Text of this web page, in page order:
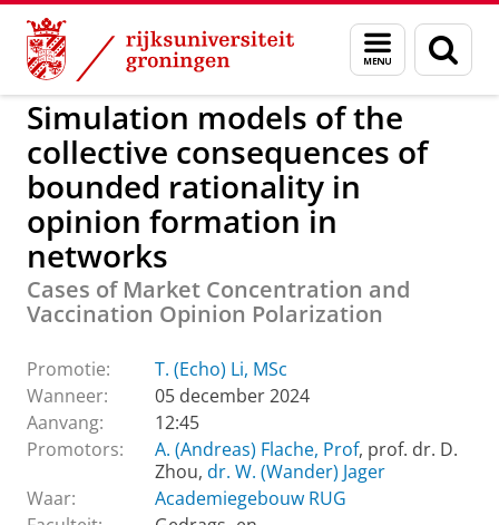
Skip
Content
Skip
Navigation
Menu
en
zoeken
GMW Actueel Promoties GMW
Simulation models of the
collective consequences of
bounded rationality in
opinion formation in
networks
Cases of Market Concentration and
Vaccination Opinion Polarization
Promotie:
T. (Echo) Li, MSc
Wanneer:
05 december 2024
Aanvang:
12:45
Promotors:
A. (Andreas) Flache, Prof, prof. dr. D.
Zhou, dr. W. (Wander) Jager
Waar:
Academiegebouw RUG